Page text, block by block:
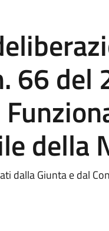
66
della
dalla Giunta e dal